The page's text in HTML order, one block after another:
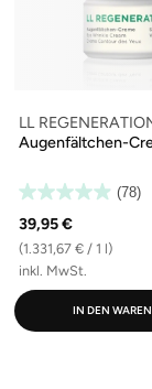
LL
Augenfältchen-
(78)
39,95 €
(1.331,67 € / 1 l)
inkl. MwSt.
IN DEN